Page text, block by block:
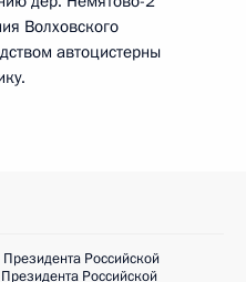
Волховского
автоцистерны
Российской
Российской